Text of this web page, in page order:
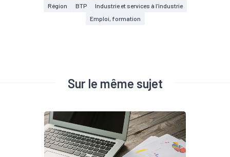
Région BTP
Industrie et services à l'industrie
Emploi, formation
Sur le même sujet